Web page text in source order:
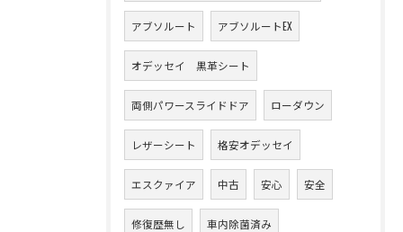
アブソルート アブソルートEX
オデッセイ 黒革シート
両側パワースライドドア ローダウン
レザーシート 格安オデッセイ
エスクァイア 中古 安心 安全
修復歴無し 車内除菌済み